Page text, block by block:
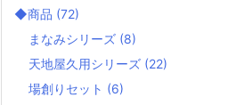
◆商品 (72)
まなみシリーズ (8)
天地屋久用シリーズ (22)
場創りセット (6)